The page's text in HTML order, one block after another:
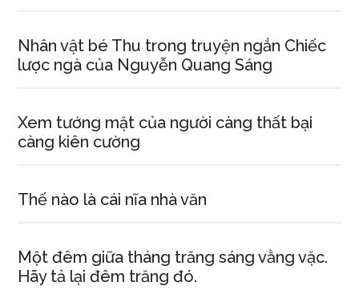
Nhân vật bé Thu trong truyện ngắn Chiếc
lược ngà của Nguyễn Quang Sáng
Xem tướng mặt của người càng thất bại
càng kiên cường
Thế nào là cái nĩa nhà văn
Một đêm giữa tháng trăng sáng vằng vặc.
Hãy tả lại đêm trăng đó.